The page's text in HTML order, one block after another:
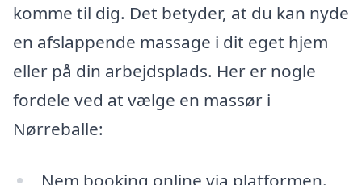
komme til dig. Det betyder, at du kan nyde
en afslappende massage i dit eget hjem
eller på din arbejdsplads. Her er nogle
fordele ved at vælge en massør i
Nørreballe:
Nem booking online via platformen.